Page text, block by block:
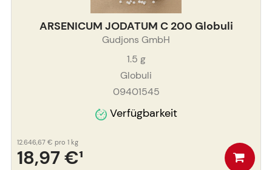
ARSENICUM JODATUM C 200 Globuli
Gudjons GmbH
1.5 g
Globuli
09401545
Verfügbarkeit
18,97 €¹
12.646,67 € pro 1 kg